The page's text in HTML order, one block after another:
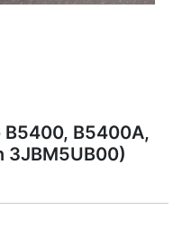
B5400, B5400A,
3JBM5UB00)
3